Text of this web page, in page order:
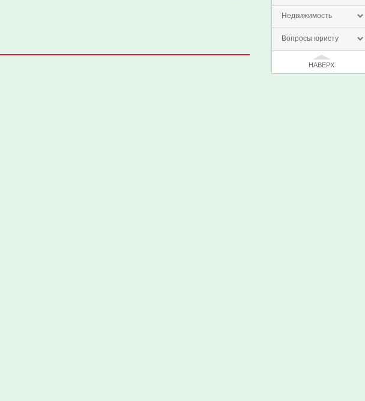
Недвижимость
Вопросы юристу
НАВЕРХ